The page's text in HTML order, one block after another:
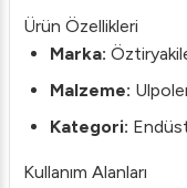
Ürün Özellikleri
Marka:
Malzeme:
Kategori:
Kullanım Alanları